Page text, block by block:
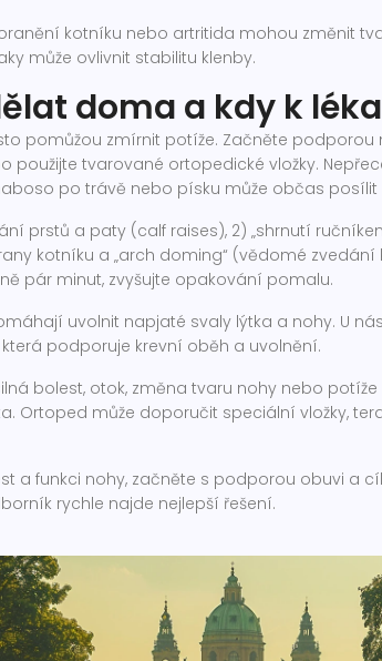
kotníku nebo artritida mohou změnit
může ovlivnit stabilitu klenby.
doma a kdy k
pomůžou zmírnit potíže. Začněte podporou
použijte tvarované ortopedické vložky.
po trávě nebo písku může občas posílit
prstů a paty (calf raises), 2) „shrnutí
kotníku a „arch doming“ (vědomé
pár minut, zvyšujte opakování pomalu.
uvolnit napjaté svaly lýtka a nohy. U
podporuje krevní oběh a uvolnění.
bolest, otok, změna tvaru nohy nebo potíže
Ortoped může doporučit speciální vložky,
a funkci nohy, začněte s podporou obuvi a
rychle najde nejlepší řešení.